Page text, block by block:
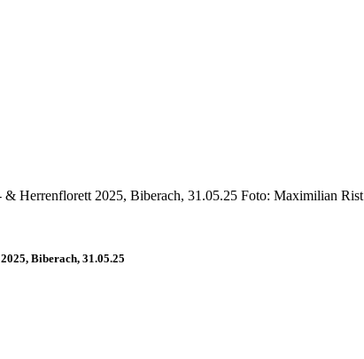
& Herrenflorett 2025, Biberach, 31.05.25 Foto: Maximilian Rist
Biberach, 31.05.25